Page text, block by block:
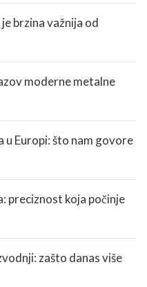
brzina važnija od
moderne metalne
Europi: što nam govore
preciznost koja počinje
zašto danas više